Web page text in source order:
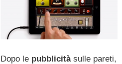
Dopo le pubblicitàsulle pareti,